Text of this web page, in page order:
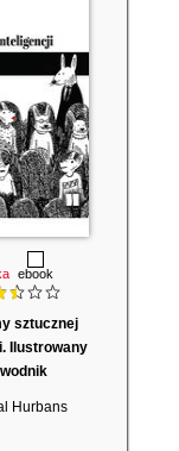
ebook
sztucznej
Ilustrowany
Hurbans